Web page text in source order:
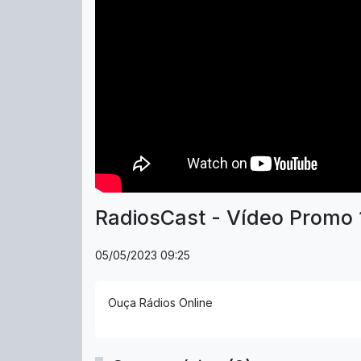
RadiosCast - Vídeo Promo
05/05/2023 09:25
Ouça Rádios Online